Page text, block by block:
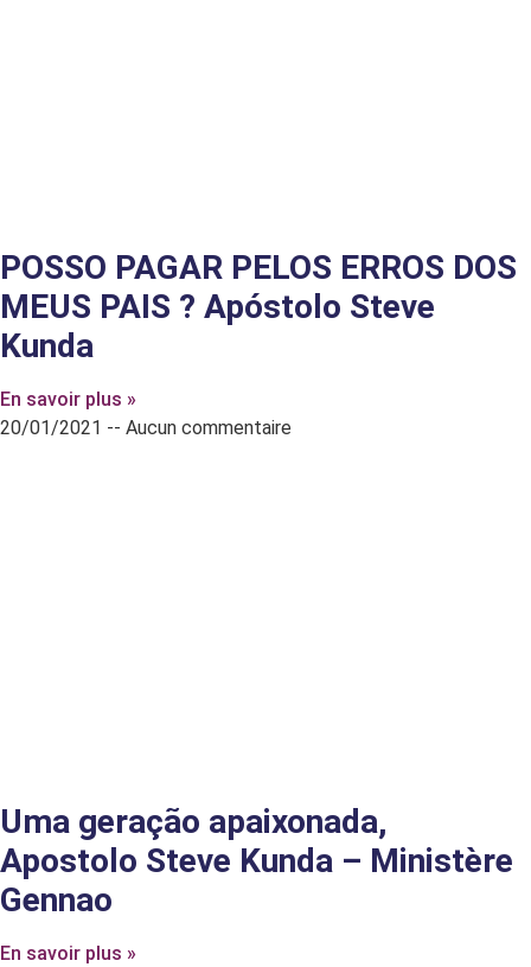
POSSO PAGAR PELOS ERROS DOS
MEUS PAIS ? Apóstolo Steve
Kunda
En savoir plus »
20/01/2021
Aucun commentaire
Uma geração apaixonada,
Apostolo Steve Kunda – Ministère
Gennao
En savoir plus »